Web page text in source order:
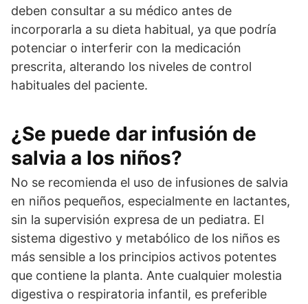
deben consultar a su médico antes de
incorporarla a su dieta habitual, ya que podría
potenciar o interferir con la medicación
prescrita, alterando los niveles de control
habituales del paciente.
¿Se puede dar infusión de
salvia a los niños?
No se recomienda el uso de infusiones de salvia
en niños pequeños, especialmente en lactantes,
sin la supervisión expresa de un pediatra. El
sistema digestivo y metabólico de los niños es
más sensible a los principios activos potentes
que contiene la planta. Ante cualquier molestia
digestiva o respiratoria infantil, es preferible